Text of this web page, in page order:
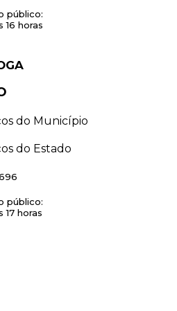
público:
16 horas
do Município
do Estado
público:
17 horas